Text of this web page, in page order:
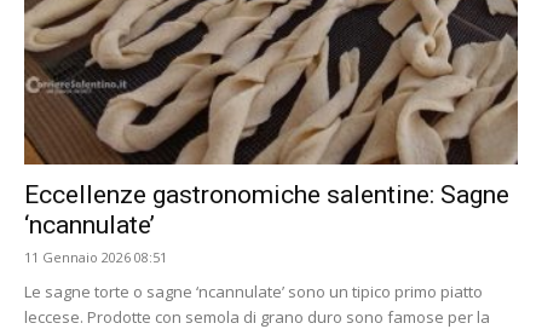
Eccellenze gastronomiche salentine: Sagne
‘ncannulate’
11 Gennaio 2026 08:51
Le sagne torte o sagne ‘ncannulate’ sono un tipico primo piatto
leccese. Prodotte con semola di grano duro sono famose per la